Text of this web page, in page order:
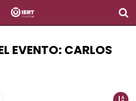
EVENTO: CARLOS